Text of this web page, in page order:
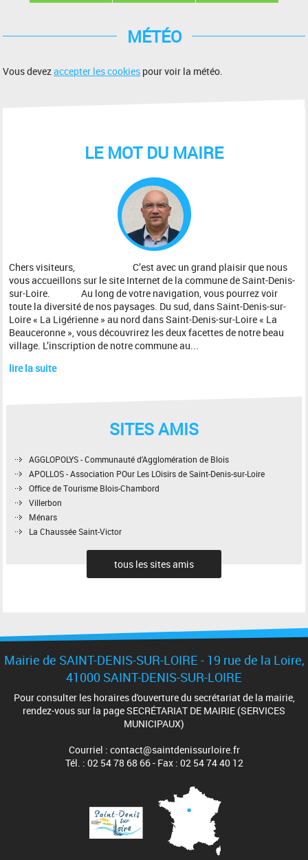
MÉTÉO
Vous devezaccepter les cookies pour voir la météo.
LE MOT DU MAIRE
Chers visiteurs, C’est avec un grand plaisir que nous
vous accueillons sur le site Internet de la commune de Saint-Denis-
sur-Loire. Au long de votre navigation, vous pourrez voir
toute la diversité de nos paysages. Du sud, dans Saint-Denis-sur-
Loire « La Ligérienne » au nord dans Saint-Denis-sur-Loire « La
Beauceronne », vous découvrirez les deux facettes de notre beau
village. L’inscription de notre commune au...
lire la suite
SITES AMIS
AGGLOPOLYS - Communauté d'Agglomération de Blois
APOLLOS - Association POur Les LOisirs de Saint-Denis-sur-Loire
Office de Tourisme Blois-Chambord
Villerbon
Ménars
La Chaussée Saint-Victor
tous les sites amis
Mairie de SAINT-DENIS-SUR-LOIRE - 19 rue de la Loire,
41000 SAINT-DENIS-SUR-LOIRE
Pour consulter les horaires d'ouverture du secrétariat de la mairie,
rendez-vous sur la page SECRÉTARIAT DE MAIRIE (SERVICES
MUNICIPAUX)
Courriel : contact@saintdenissurloire.fr
Tél. : 02 54 78 68 66 - Fax : 02 54 74 40 12